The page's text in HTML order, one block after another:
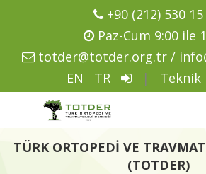
+90 (212) 530
Paz-Cum 9:00 ile
totder@totder.org.tr /
EN
TR | Teknik
TÜRK ORTOPEDI VE
(TOTDER)